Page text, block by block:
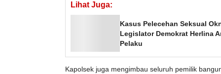
Lihat Juga:
Kasus Pelecehan Seksual
Legislator Demokrat Herlina
Pelaku
Kapolsek juga mengimbau seluruh pemilik